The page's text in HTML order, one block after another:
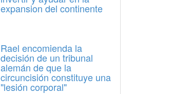
expansion del continente
Rael encomienda la
decisión de un tribunal
alemán de que la
circuncisión constituye una
"lesión corporal"